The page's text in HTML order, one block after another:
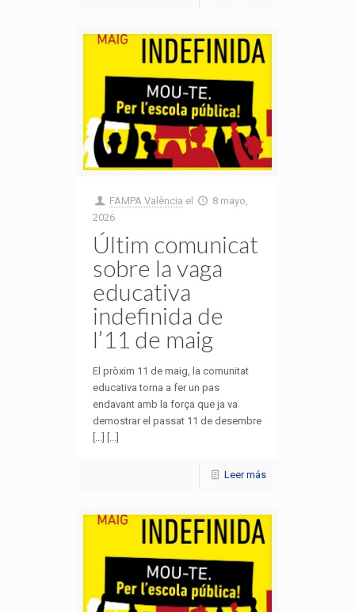
FAMPA València el
8 mayo,
2026
Últim comunicat
sobre la vaga
educativa
indefinida de
l’11 de maig
El pròxim 11 de maig, la comunitat
educativa torna a fer un pas
endavant amb la força que ja va
demostrar el passat 11 de desembre
[…] [...]
Leer más